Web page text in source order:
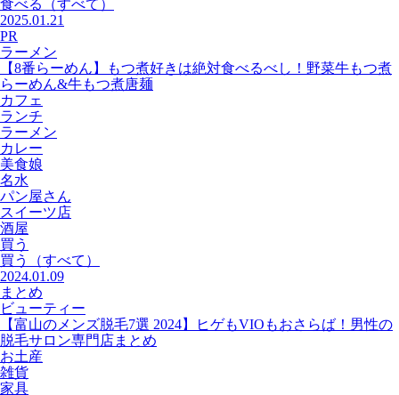
食べる
（すべて）
2025.01.21
PR
ラーメン
【8番らーめん】もつ煮好きは絶対食べるべし！野菜牛もつ煮
らーめん&牛もつ煮唐麺
カフェ
ランチ
ラーメン
カレー
美食娘
名水
パン屋さん
スイーツ店
酒屋
買う
買う
（すべて）
2024.01.09
まとめ
ビューティー
【富山のメンズ脱毛7選 2024】ヒゲもVIOもおさらば！男性の
脱毛サロン専門店まとめ
お土産
雑貨
家具